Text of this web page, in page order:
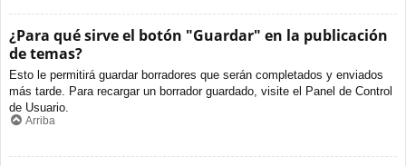
¿Para qué sirve el botón "Guardar" en la publicación
de temas?
Esto le permitirá guardar borradores que serán completados y enviados
más tarde. Para recargar un borrador guardado, visite el Panel de Control
de Usuario.
Arriba